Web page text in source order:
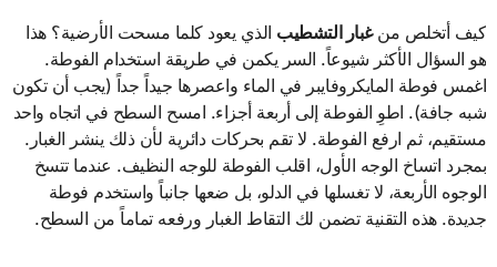
كيف أتخلص منغبار التشطيب الذي يعود كلما مسحت الأرضية؟ هذا
هو السؤال الأكثر شيوعاً. السر يكمن في طريقة استخدام الفوطة.
اغمس فوطة المايكروفايبر في الماء واعصرها جيداً جداً (يجب أن تكون
شبه جافة). اطوِ الفوطة إلى أربعة أجزاء. امسح السطح في اتجاه واحد
مستقيم، ثم ارفع الفوطة. لا تقم بحركات دائرية لأن ذلك ينشر الغبار.
بمجرد اتساخ الوجه الأول، اقلب الفوطة للوجه النظيف. عندما تتسخ
الوجوه الأربعة، لا تغسلها في الدلو، بل ضعها جانباً واستخدم فوطة
جديدة. هذه التقنية تضمن لك التقاط الغبار ورفعه تماماً من السطح.